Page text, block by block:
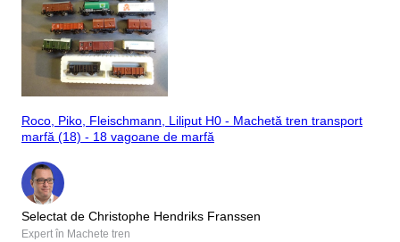
Roco, Piko, Fleischmann, Liliput H0 - Machetă tren transport
marfă (18) - 18 vagoane de marfă
Selectat de Christophe Hendriks Franssen
Expert în Machete tren